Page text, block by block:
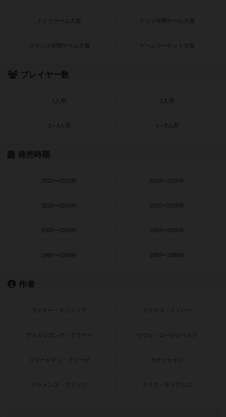
ドイツゲーム大賞 ドイツ年間ゲーム大賞
フランス年間ゲーム大賞 ゲームマーケット大賞
プレイヤー数
1人用 2人用
3～4人用 4～8人用
発売時期
2021〜2022年 2019〜2020年
2016〜2018年 2010〜2015年
2000〜2010年 1990〜2000年
1980〜1990年 1950〜1980年
作者
ライナー・クニツィア クラウス・トイバー
ヴォルフガング・クラマー ウヴェ・ローゼンベルク
フリードマン・フリーゼ カナイセイジ
クレメンス・フランツ クリス・キリアムス